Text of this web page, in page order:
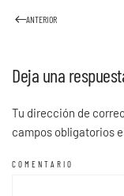
ANTERIOR
Deja una
Tu dirección de
campos obligatorios
COMENTARIO